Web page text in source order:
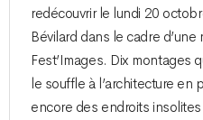
redécouvrir le lundi 20
Bévilard dans le cadre
Fest’Images. Dix montages
le souffle à l’architecture en
encore des endroits